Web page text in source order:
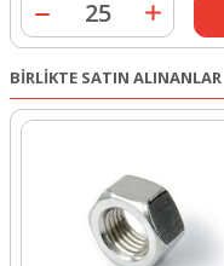
BİRLİKTE SATIN ALINANLAR